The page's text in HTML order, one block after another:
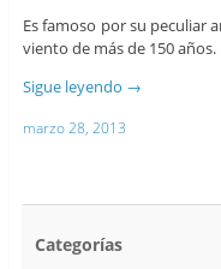
Es famoso por su peculiar
viento de más de 150 años.
Sigue leyendo →
marzo 28, 2013
Categorías